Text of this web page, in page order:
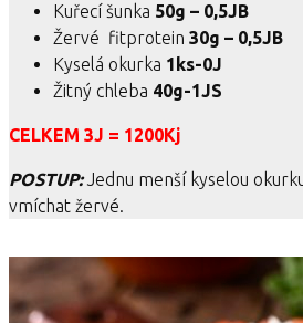
Kuřecí šunka 50g – 0,5JB
Žervé fitprotein 30g – 0,5JB
Kyselá okurka 1ks-0J
Žitný chleba 40g-1JS
CELKEM 3J = 1200Kj
POSTUP: Jednu menší kyselou
vmíchat žervé.